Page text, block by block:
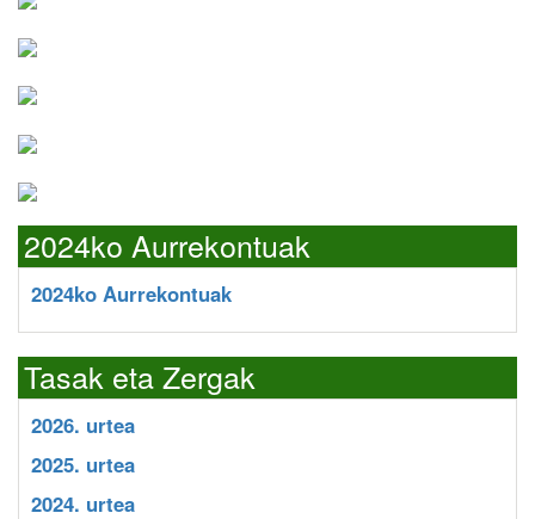
2024ko Aurrekontuak
2024ko Aurrekontuak
Tasak eta Zergak
2026. urtea
2025. urtea
2024. urtea